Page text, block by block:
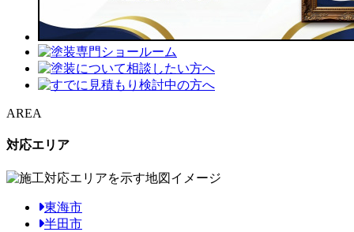
AREA
対応エリア
東海市
半田市